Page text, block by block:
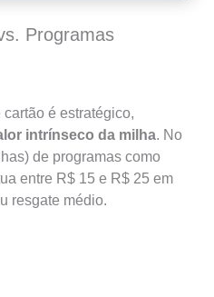
Programas
é estratégico,
intrínseco da milha. No
de programas como
entre R$ 15 e R$ 25 em
resgate médio.